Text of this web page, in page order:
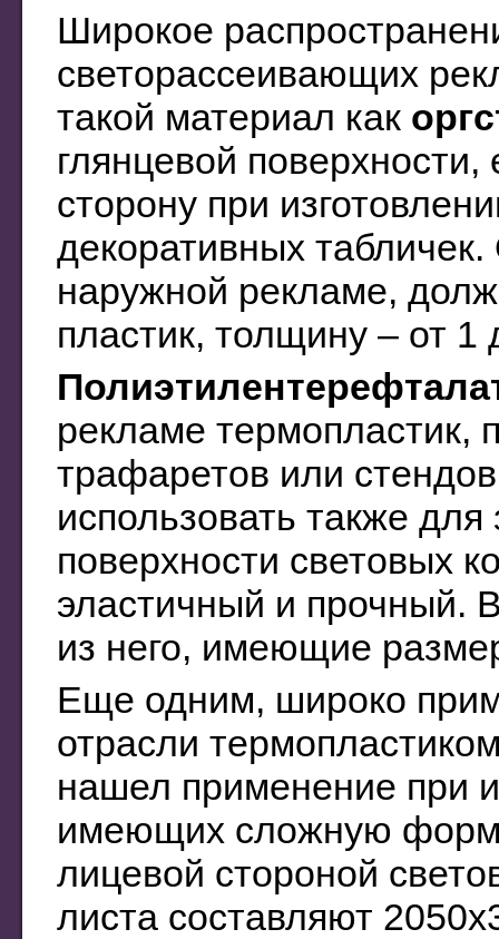
Широкое
светорассеивающих
такой материал как
глянцевой
сторону при
декоративных
наружной рекламе,
пластик, толщину – от
рекламе термопластик,
трафаретов или
использовать также
поверхности световых
эластичный и прочный.
из него, имеющие
Еще одним, широко
отрасли
нашел применение при
имеющих сложную
лицевой стороной
листа составляют